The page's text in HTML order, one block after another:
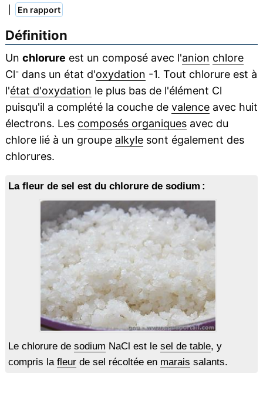
En rapport
Définition
Un chlorure est un composé avec l'anion chlore
Cl-dans un état d'oxydation -1. Tout chlorure est à
l'état d'oxydation le plus bas de l'élément Cl
puisqu'il a complété la couche de valenceavec huit
électrons. Les composés organiquesavec du
chlore lié à un groupe alkylesont également des
chlorures.
La fleur de sel est du chlorure de sodium :
Le chlorure de sodium NaCl est le sel de table, y
compris la fleurde sel récoltée en marais salants.